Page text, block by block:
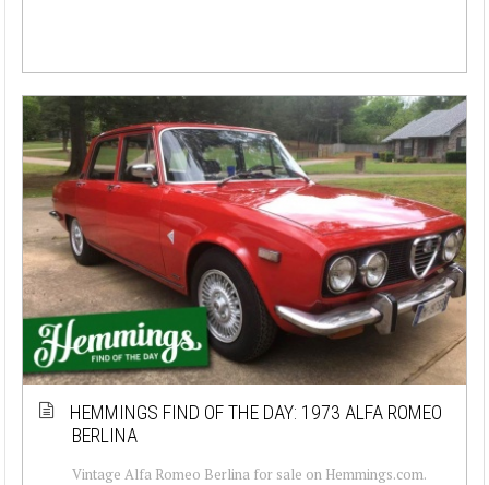
HEMMINGS FIND OF THE DAY: 1973 ALFA ROMEO
BERLINA
Vintage Alfa Romeo Berlina for sale on Hemmings.com.